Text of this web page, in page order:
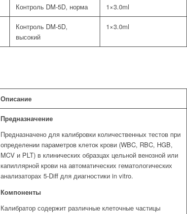
Контроль DM-5D, норма 1×3.0ml
Контроль DM-5D,
высокий
1×3.0ml
Описание
Предназначение
Предназначено для калибровки количественных тестов при
определении параметров клеток крови (WBC, RBC, HGB,
MCV и PLT) в клинических образцах цельной венозной или
капиллярной крови на автоматических гематологических
анализаторах 5-Diff для диагностики in vitro.
Компоненты
Калибратор содержит различные клеточные частицы